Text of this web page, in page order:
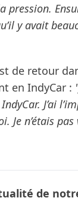
pression.
y avait
de retour
en IndyCar :
J’ai
Je n’étais
de